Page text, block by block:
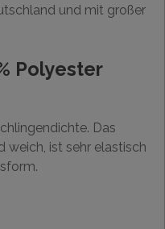
und mit großer
Polyester
Das
weich, ist sehr elastisch